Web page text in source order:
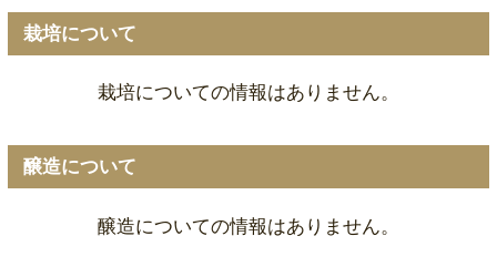
栽培について
栽培についての情報はありません。
醸造について
醸造についての情報はありません。